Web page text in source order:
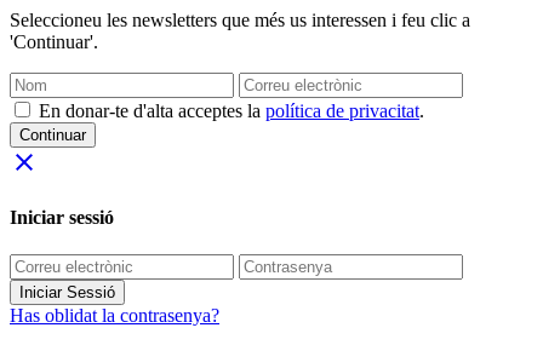
Seleccioneu les newsletters que més us interessen i feu clic a
'Continuar'.
En donar-te d'alta acceptes la política de privacitat.
Continuar
close
Iniciar sessió
Iniciar Sessió
Has oblidat la contrasenya?